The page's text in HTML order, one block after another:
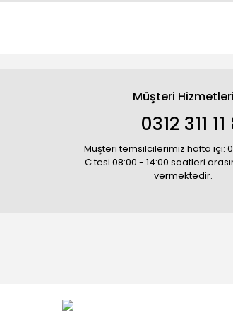
Müşteri Hizmetleri
0312 311
Müşteri temsilcilerimiz hafta içi:
C.tesi 08:00 - 14:00 saatleri
vermektedir.